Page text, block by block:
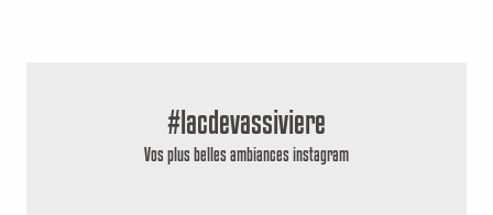
#lacdevassiviere
Vos plus belles ambiances instagram